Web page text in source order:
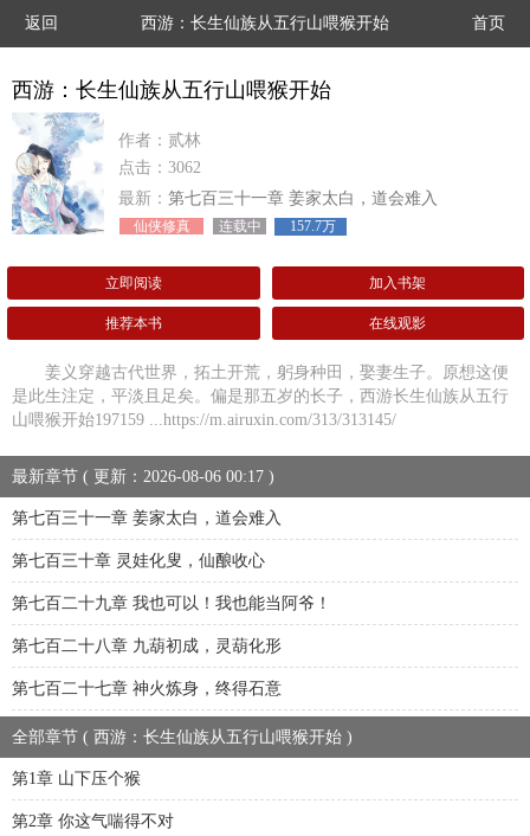
返回 西游：长生仙族从五行山喂猴开始 首页
西游：长生仙族从五行山喂猴开始
作者：贰林
点击：3062
最新： 第七百三十一章 姜家太白，道会难入
仙侠修真 连载中 157.7万
立即阅读 加入书架
推荐本书 在线观影
姜义穿越古代世界，拓土开荒，躬身种田，娶妻生子。原想这便
是此生注定，平淡且足矣。偏是那五岁的长子，西游长生仙族从五行
山喂猴开始197159 ...https://m.airuxin.com/313/313145/
最新章节 ( 更新：2026-08-06 00:17 )
第七百三十一章 姜家太白，道会难入
第七百三十章 灵娃化叟，仙酿收心
第七百二十九章 我也可以！我也能当阿爷！
第七百二十八章 九葫初成，灵葫化形
第七百二十七章 神火炼身，终得石意
全部章节 ( 西游：长生仙族从五行山喂猴开始 )
第1章 山下压个猴
第2章 你这气喘得不对